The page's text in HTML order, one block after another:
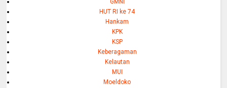
GMNI
HUT RI ke 74
Hankam
KPK
KSP
Keberagaman
Kelautan
MUI
Moeldoko